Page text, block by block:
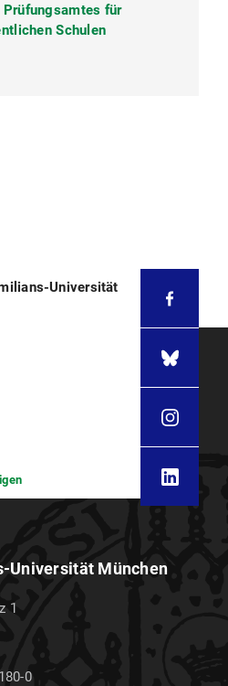
für
Schulen
Universität
Universität München
1
0